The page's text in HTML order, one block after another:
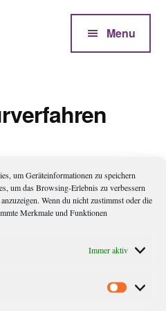
um Geräteinformationen zu speichern
um das Browsing-Erlebnis zu verbessern
Wenn du nicht zustimmst oder die
Merkmale und Funktionen
Immer aktiv
Menu